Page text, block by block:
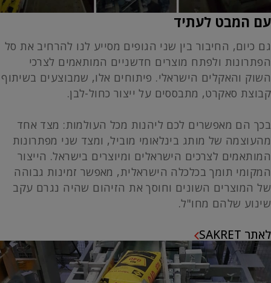
עם המבט לעתיד
גם כיום, החיבור בין שני הגופים מסייע לנו להרחיב את סל
הפתרונות ולפתח מוצרים חדשניים המותאמים לצרכי
השוק והאקלים הישראלי. פיתוחים אלו, שמבוצעים בשיתוף
קבוצת סאקרט, מתבססים על ייצור כחול-לבן.
בכך הם מאפשרים לכם ליהנות מכל העולמות: מצד אחד
מהעוצמה של מותג בינלאומי מוביל, ומצד שני מפתרונות
המותאמים לצרכים הישראלים ומיוצרים בישראל. הייצור
המקומי תומך בכלכלה הישראלית, מאפשר זמינות גבוהה
של המוצרים השונים וחוסך את הזיהום שהיה נגרם עקב
שינוע שלהם מחו"ל.
לאתר SAKRET